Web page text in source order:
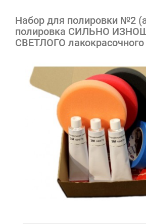
Набор для полировки №2
полировка СИЛЬНО
СВЕТЛОГО